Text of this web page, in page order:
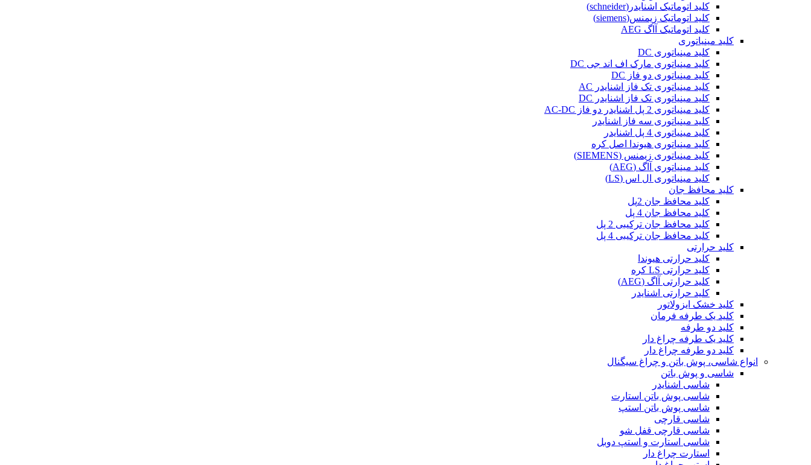
کلید اتوماتیک اشنایدر(schneider)
کلید اتوماتیک زیمنس(siemens)
کلید اتوماتیک آاگ AEG
کلید مینیاتوری
کلید مینیاتوری DC
کلید مینیاتوری مارک اف اند جی DC
کلید مینیاتوری دو فاز DC
کلید مینیاتوری تک فاز اشنایدر AC
کلید مینیاتوری تک فاز اشنایدر DC
کلید مینیاتوری 2 پل اشنایدر دو فاز AC-DC
کلید مینیاتوری سه فاز اشنایدر
کلید مینیاتوری 4 پل اشنایدر
کلید مینیاتوری هیوندا اصل کره
کلید مینیاتوری زیمنس (SIEMENS)
کلید مینیاتوری آاگ (AEG)
کلید مینیاتوری ال اس (LS)
کلید محافظ جان
کلید محافظ جان 2پل
کلید محافظ جان 4 پل
کلید محافظ جان ترکیبی 2 پل
کلید محافظ جان ترکیبی 4 پل
کلید حرارتی
کلید حرارتی هیوندا
کلید حرارتی LS کره
کلید حرارتی آاگ (AEG)
کلید حرارتی اشنایدر
کلید خشک ایزولاتور
کلید یک طرفه فرمان
کلید دو طرفه
کلید یک طرفه چراغ دار
کلید دو طرفه چراغ دار
انواع شاسی، پوش باتن و چراغ سیگنال
شاسی و پوش باتن
شاسی اشنایدر
شاسی پوش باتن استارت
شاسی پوش باتن استپ
شاسی قارچی
شاسی قارچی قفل شو
شاسی استارت و استپ دوبل
استارت چراغ دار